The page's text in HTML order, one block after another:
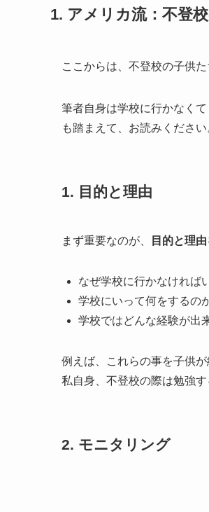
1. アメリカ流：不登
ここからは、不登校の子供
筆者自身は学校に行かなく
も踏まえて、お読みください
1. 目的と理由
まず重要なのが、 目的と理由
なぜ学校に行かなければ
学校にいって何をするの
学校ではどんな経験が出
例えば、これらの事を子供
私自身、不登校の際は勉強
2. モニタリング